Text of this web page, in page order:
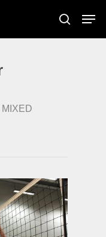
search
MIXED